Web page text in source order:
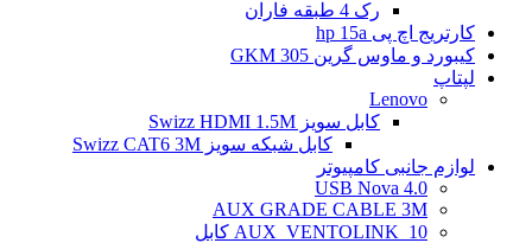
رک 4 طبقه فاران
کارتریج اچ پی hp 15a
کیبورد و ماوس گرین GKM 305
لپتاپ
Lenovo
کابل سویز Swizz HDMI 1.5M
کابل شبکه سویز Swizz CAT6 3M
لوازم جانبی کامپیوتر
4.0 USB Nova
AUX GRADE CABLE 3M
AUX_VENTOLINK_10 کابل